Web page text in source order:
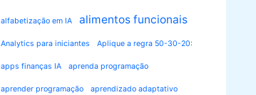
alfabetização em IA alimentos funcionais
Analytics para iniciantes Aplique a regra 50-30-20:
apps finanças IA aprenda programação
aprender programação aprendizado adaptativo